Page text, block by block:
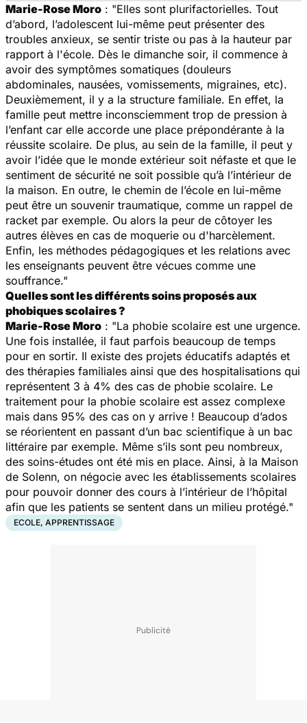
Marie-Rose Moro : "Elles sont plurifactorielles. Tout
d’abord, l’adolescent lui-même peut présenter des
troubles anxieux, se sentir triste ou pas à la hauteur par
rapport à l'école. Dès le dimanche soir, il commence à
avoir des symptômes somatiques (douleurs
abdominales, nausées, vomissements, migraines, etc).
Deuxièmement, il y a la structure familiale. En effet, la
famille peut mettre inconsciemment trop de pression à
l’enfant car elle accorde une place prépondérante à la
réussite scolaire. De plus, au sein de la famille, il peut y
avoir l’idée que le monde extérieur soit néfaste et que le
sentiment de sécurité ne soit possible qu’à l’intérieur de
la maison. En outre, le chemin de l’école en lui-même
peut être un souvenir traumatique, comme un rappel de
racket par exemple. Ou alors la peur de côtoyer les
autres élèves en cas de moquerie ou d'harcèlement.
Enfin, les méthodes pédagogiques et les relations avec
les enseignants peuvent être vécues comme une
souffrance."
Quelles sont les différents soins proposés aux
phobiques scolaires ?
Marie-Rose Moro : "La phobie scolaire est une urgence.
Une fois installée, il faut parfois beaucoup de temps
pour en sortir. Il existe des projets éducatifs adaptés et
des thérapies familiales ainsi que des hospitalisations qui
représentent 3 à 4% des cas de phobie scolaire. Le
traitement pour la phobie scolaire est assez complexe
mais dans 95% des cas on y arrive ! Beaucoup d’ados
se réorientent en passant d’un bac scientifique à un bac
littéraire par exemple. Même s’ils sont peu nombreux,
des soins-études ont été mis en place. Ainsi, à la Maison
de Solenn, on négocie avec les établissements scolaires
pour pouvoir donner des cours à l’intérieur de l’hôpital
afin que les patients se sentent dans un milieu protégé."
ECOLE, APPRENTISSAGE